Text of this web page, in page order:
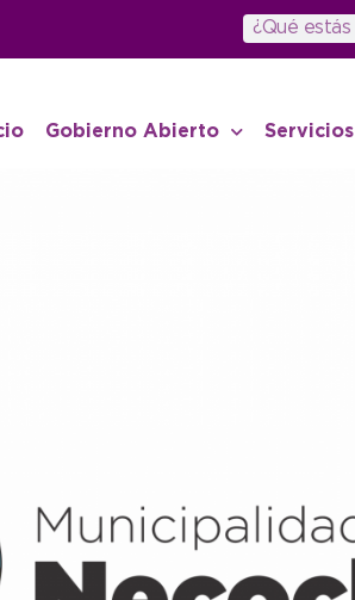
Gobierno Abierto Servicios